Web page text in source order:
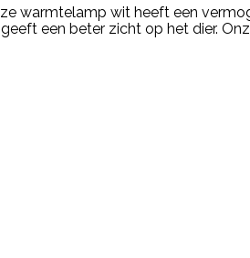
warmtelamp wit heeft een
een beter zicht op het dier.